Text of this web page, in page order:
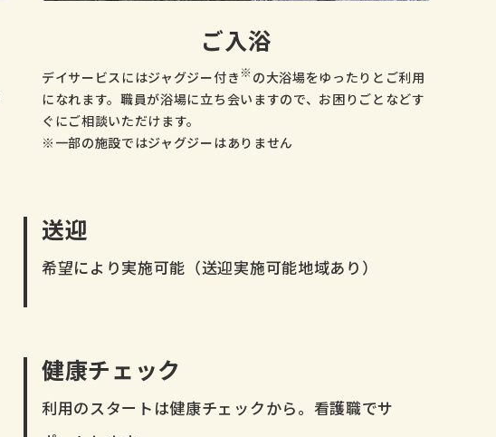
ご入浴
デイサービスにはジャグジー付き ※ の大浴場をゆったりとご利用
になれます。職員が浴場に立ち会いますので、お困りごとなどす
ぐにご相談いただけます。
※一部の施設ではジャグジーはありません
送迎
希望により実施可能（送迎実施可能地域あり）
健康チェック
利用のスタートは健康チェックから。看護職でサ